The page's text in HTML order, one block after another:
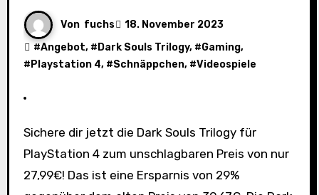
Von fuchs
18. November 2023
#Angebot, # Dark Souls Trilogy, #Gaming,
# Playstation 4, #Schnäppchen, #Videospiele
Sichere dir jetzt die Dark Souls Trilogy für
PlayStation 4 zum unschlagbaren Preis von nur
27,99€! Das ist eine Ersparnis von 29%